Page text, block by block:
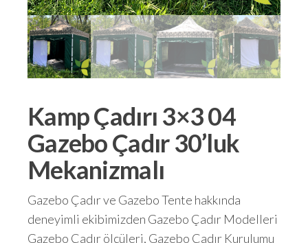
Kamp Çadırı 3×3 04
Gazebo Çadır 30’luk
Mekanizmalı
Gazebo Çadır ve Gazebo Tente hakkında
deneyimli ekibimizden Gazebo Çadır Modelleri
Gazebo Çadır ölçüleri, Gazebo Çadır Kurulumu